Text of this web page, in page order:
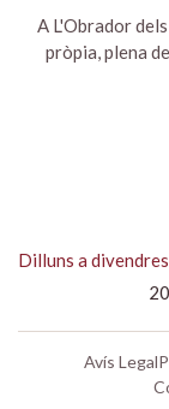
A L'Obrador
pròpia, plena
Dilluns a divendres
Avís Legal